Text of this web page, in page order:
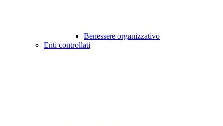
Benessere organizzativo
Enti controllati